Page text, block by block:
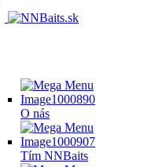
O nás
Tím NNBaits